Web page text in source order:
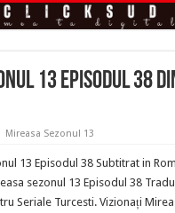
13 episodul 38
Mireasa Sezonul 13
13 Episodul 38 Subtitrat in
sezonul 13 Episodul 38
Seriale Turcesti. Vizionați